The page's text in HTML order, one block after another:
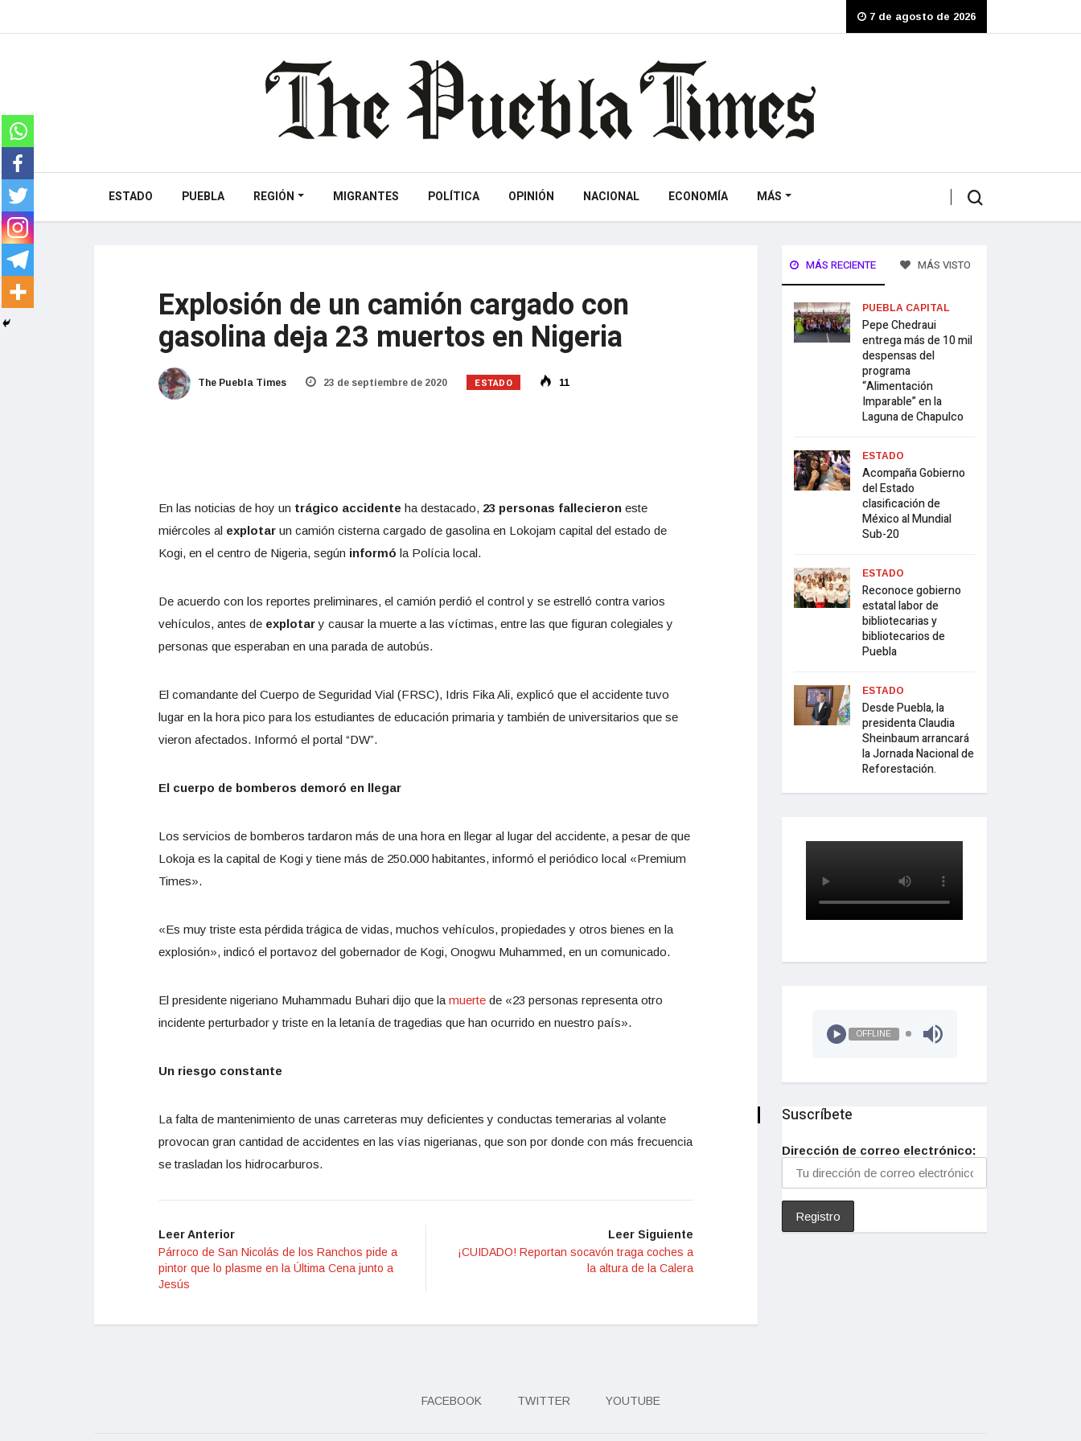
7 de agosto de 2026
ESTADO PUEBLA REGIÓN MIGRANTES POLÍTICA OPINIÓN NACIONAL ECONOMÍA MÁS
Explosión de un camión cargado con
gasolina deja 23 muertos en Nigeria
The Puebla Times 23 de septiembre de 2020 ESTADO 11
En las noticias de hoy un trágico accidente ha destacado, 23 personas fallecieron este
miércoles al explotar un camión cisterna cargado de gasolina en Lokojam capital del estado de
Kogi, en el centro de Nigeria, según informó la Polícia local.
De acuerdo con los reportes preliminares, el camión perdió el control y se estrelló contra varios
vehículos, antes de explotary causar la muerte a las víctimas, entre las que figuran colegiales y
personas que esperaban en una parada de autobús.
El comandante del Cuerpo de Seguridad Vial (FRSC), Idris Fika Ali, explicó que el accidente tuvo
lugar en la hora pico para los estudiantes de educación primaria y también de universitarios que se
vieron afectados. Informó el portal “DW”.
El cuerpo de bomberos demoró en llegar
Los servicios de bomberos tardaron más de una hora en llegar al lugar del accidente, a pesar de que
Lokoja es la capital de Kogi y tiene más de 250.000 habitantes, informó el periódico local «Premium
Times».
«Es muy triste esta pérdida trágica de vidas, muchos vehículos, propiedades y otros bienes en la
explosión», indicó el portavoz del gobernador de Kogi, Onogwu Muhammed, en un comunicado.
El presidente nigeriano Muhammadu Buhari dijo que la muerte de «23 personas representa otro
incidente perturbador y triste en la letanía de tragedias que han ocurrido en nuestro país».
Un riesgo constante
La falta de mantenimiento de unas carreteras muy deficientes y conductas temerarias al volante
provocan gran cantidad de accidentes en las vías nigerianas, que son por donde con más frecuencia
se trasladan los hidrocarburos.
Leer Anterior
Párroco de San Nicolás de los Ranchos pide a
pintor que lo plasme en la Última Cena junto a
Jesús
Leer Siguiente
¡CUIDADO! Reportan socavón traga coches a
la altura de la Calera
MÁS RECIENTE MÁS VISTO
PUEBLA CAPITAL
Pepe Chedraui
entrega más de 10 mil
despensas del
programa
“Alimentación
Imparable” en la
Laguna de Chapulco
ESTADO
Acompaña Gobierno
del Estado
clasificación de
México al Mundial
Sub-20
ESTADO
Reconoce gobierno
estatal labor de
bibliotecarias y
bibliotecarios de
Puebla
ESTADO
Desde Puebla, la
presidenta Claudia
Sheinbaum arrancará
la Jornada Nacional de
Reforestación.
OFFLINE
Suscríbete
Dirección de correo electrónico:
FACEBOOK TWITTER YOUTUBE